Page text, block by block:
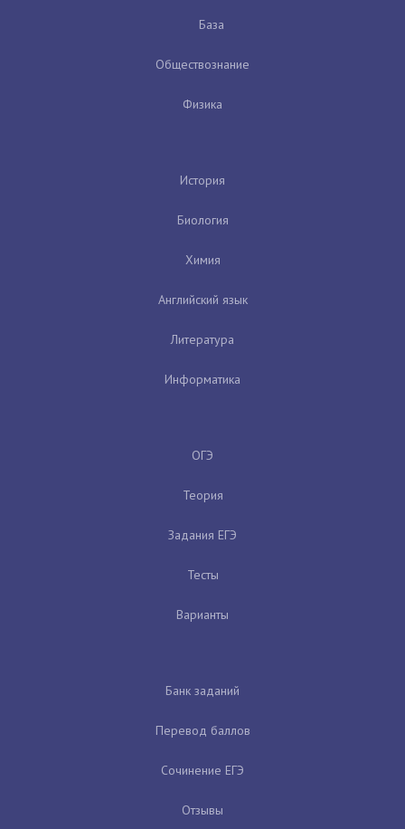
База
Обществознание
Физика
История
Биология
Химия
Английский язык
Литература
Информатика
ОГЭ
Теория
Задания ЕГЭ
Тесты
Варианты
Банк заданий
Перевод баллов
Сочинение ЕГЭ
Отзывы